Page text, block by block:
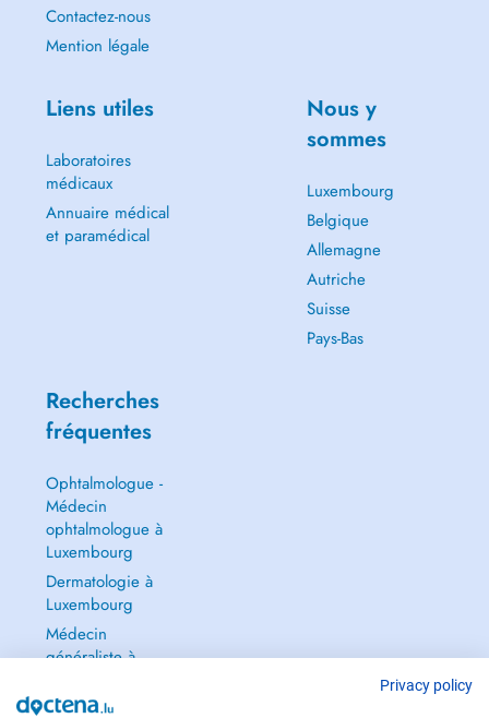
Contactez-nous
Mention légale
Liens utiles
Laboratoires
médicaux
Annuaire médical
et paramédical
Nous y
sommes
Luxembourg
Belgique
Allemagne
Autriche
Suisse
Pays-Bas
Recherches
fréquentes
Ophtalmologue -
Médecin
ophtalmologue à
Luxembourg
Dermatologie à
Luxembourg
Médecin
généraliste à
Gynécologue à
Privacy policy